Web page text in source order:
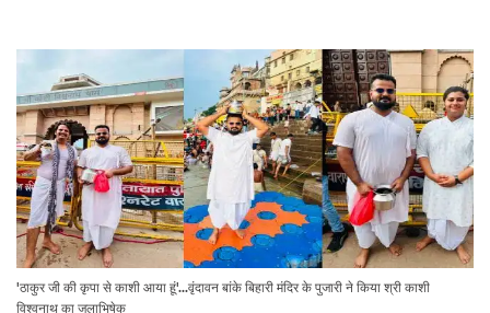
'ठाकुर जी की कृपा से काशी आया हूं'...वृंदावन बांके बिहारी मंदिर के पुजारी ने किया श्री काशी
विश्वनाथ का जलाभिषेक